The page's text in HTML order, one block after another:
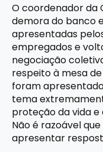
O coordenador da
demora do banco
apresentadas
empregados e
negociação
respeito à mesa
foram
tema
proteção da vida
Não é razoável
apresentar